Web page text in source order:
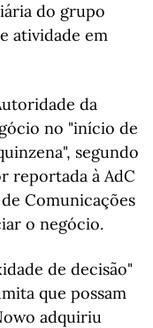
do grupo
atividade em
da
no "início de
segundo
reportada à AdC
Comunicações
o negócio.
de decisão"
que possam
adquiriu